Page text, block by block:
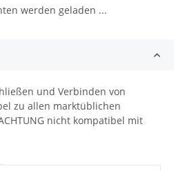
werden geladen ...
und Verbinden von
zu allen marktüblichen
nicht kompatibel mit